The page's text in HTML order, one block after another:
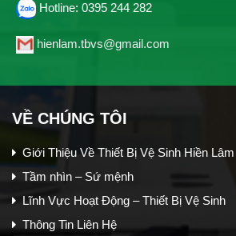
Hotline: 0395 244 282
hienlam.tbvs@gmail.com
VỀ CHÚNG TÔI
Giới Thiệu Về Thiết Bị Vệ Sinh Hiền Lâm
Tầm nhìn – Sứ mệnh
Lĩnh Vực Hoạt Động – Thiết Bị Vệ Sinh
Thông Tin Liên Hệ